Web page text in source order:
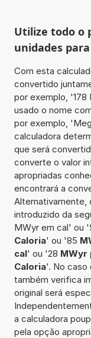
Utilize todo o
unidades
Com esta
convertido
por exemplo,
usado o nome
por exemplo,
calculadora
que será
converte o valor
apropriadas
encontrará a
Alternativamente,
introduzido da
MWyr em cal' ou
Caloria' ou '85
cal' ou '28 MWyr
Caloria'. No caso
também verifica
original será
a calculadora
pela opção